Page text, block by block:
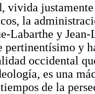
vivida
la
Labarthe y
pertinentísimo y
occidental
es una
de la